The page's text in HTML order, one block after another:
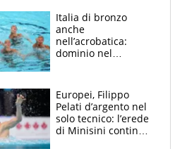
Italia di bronzo
anche
nell’acrobatica:
dominio nel
e compagni
continuare
Europei, Filippo
Pelati d’argento nel
solo tecnico: l’erede
di Minisini continua